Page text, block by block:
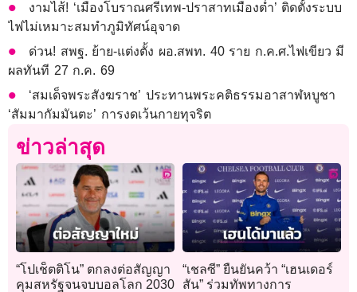
งามไส้! ‘เมืองโบราณศรีเทพ-ปราสาทเมืองต่ำ’ ติดตั้งระบบ
ไฟไม่เหมาะสมทำภูมิทัศน์อุจาด
ด่วน! สพฐ. ย้าย-แต่งตั้ง ผอ.สพท. 40 ราย ก.ค.ศ.ไฟเขียว มี
ผลทันที 27 ก.ค. 69
‘สมเด็จพระสังฆราช’ ประทานพระคติธรรมอาสาฬหบูชา
‘สัมมากัมมันตะ’ การงดเว้นกายทุจริต
ข่าวล่าสุด
“โปเช็ตติโน” ตกลงต่อสัญญา
คุมสหรัฐจนจบบอลโลก 2030
“เชลซี” ยืนยันคว้า “เฮนเดอร์
สัน” ร่วมทัพทางการ